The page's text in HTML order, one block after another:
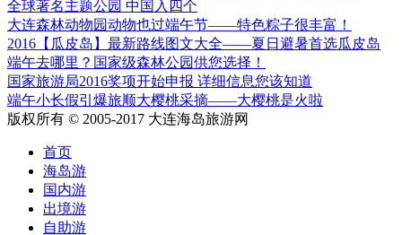
全球著名主题公园 中国入四个
大连森林动物园动物也过端午节——特色粽子很丰富！
2016【瓜皮岛】最新路线图文大全——夏日避暑首选瓜皮岛
端午去哪里？国家级森林公园供您选择！
国家旅游局2016奖项开始申报 详细信息您该知道
端午小长假引爆旅顺大樱桃采摘——大樱桃是火啦
版权所有 © 2005-2017 大连海岛旅游网
首页
海岛游
国内游
出境游
自助游